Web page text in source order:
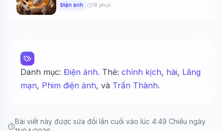
Điện ảnh 18 phút
Danh mục: Điện ảnh. Thẻ: chính kịch, hài, Lãng
mạn, Phim điện ảnh, và Trấn Thành.
Bài viết này được sửa đổi lần cuối vào lúc 4:49 Chiều ngày